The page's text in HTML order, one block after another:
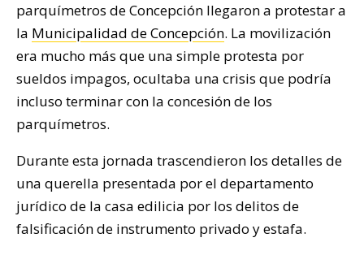
parquímetros de Concepción llegaron a protestar a
la Municipalidad de Concepción. La movilización
era mucho más que una simple protesta por
sueldos impagos, ocultaba una crisis que podría
incluso terminar con la concesión de los
parquímetros.
Durante esta jornada trascendieron los detalles de
una querella presentada por el departamento
jurídico de la casa edilicia por los delitos de
falsificación de instrumento privado y estafa.